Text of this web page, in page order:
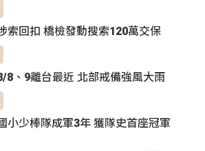
索回扣 橋檢發動搜索120萬交保
8、9離台最近 北部戒備強風大雨
小少棒隊成軍3年 獲隊史首座冠軍